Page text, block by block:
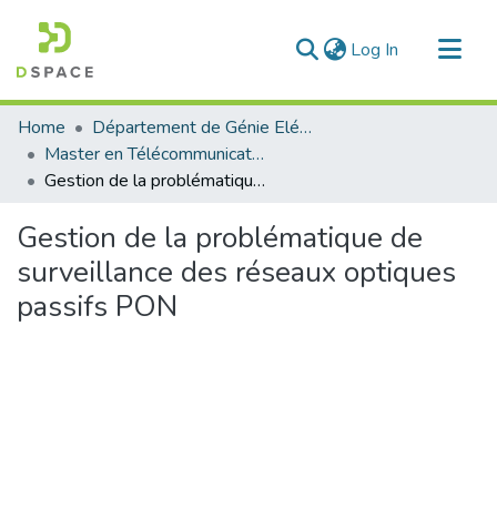
Log In (current)
Communities & Collections
All of DSpace
Statistics
Home
Département de Génie Eléctrique et Electronique
Master en Télécommunication
Gestion de la problématique de surveillance des réseaux optiques passifs PON
Gestion de la problématique de
surveillance des réseaux optiques
passifs PON